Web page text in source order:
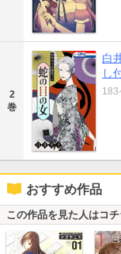
2
巻
白
し
183
おすすめ作品
この作品を見た人はコ